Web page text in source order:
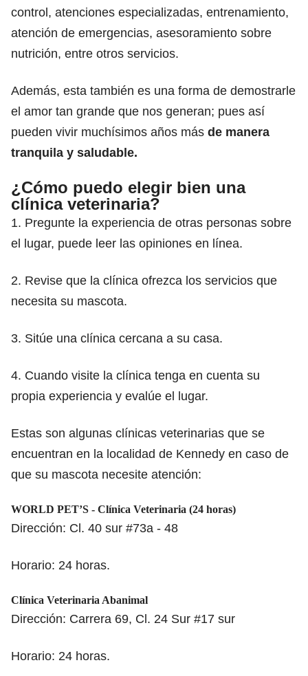
control, atenciones especializadas, entrenamiento,
atención de emergencias, asesoramiento sobre
nutrición, entre otros servicios.
Además, esta también es una forma de demostrarle
el amor tan grande que nos generan; pues así
pueden vivir muchísimos años más de manera
tranquila y saludable.
¿Cómo puedo elegir bien una
clínica veterinaria?
1. Pregunte la experiencia de otras personas sobre
el lugar, puede leer las opiniones en línea.
2. Revise que la clínica ofrezca los servicios que
necesita su mascota.
3. Sitúe una clínica cercana a su casa.
4. Cuando visite la clínica tenga en cuenta su
propia experiencia y evalúe el lugar.
Estas son algunas clínicas veterinarias que se
encuentran en la localidad de Kennedy en caso de
que su mascota necesite atención:
WORLD PET’S - Clínica Veterinaria (24 horas)
Dirección: Cl. 40 sur #73a - 48
Horario: 24 horas.
Clínica Veterinaria Abanimal
Dirección: Carrera 69, Cl. 24 Sur #17 sur
Horario: 24 horas.